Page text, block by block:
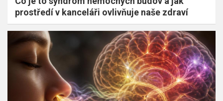
prostředí v kanceláři ovlivňuje naše zdraví